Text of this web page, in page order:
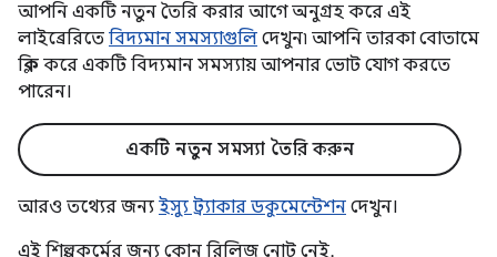
আপনি একটি নতুন তৈরি করার আগে অনুগ্রহ করে এই
লাইব্রেরিতে বিদ্যমান সমস্যাগুলি দেখুন৷ আপনি তারকা বোতামে
ক্লিক করে একটি বিদ্যমান সমস্যায় আপনার ভোট যোগ করতে
পারেন।
একটি নতুন সমস্যা তৈরি করুন
আরও তথ্যের জন্য ইস্যু ট্র্যাকার ডকুমেন্টেশন দেখুন।
এই শিল্পকর্মের জন্য কোন রিলিজ নোট নেই.